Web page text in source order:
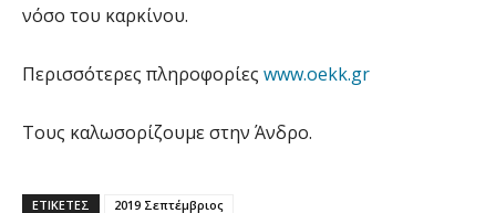
νόσο του καρκίνου.
Περισσότερες πληροφορίες www.oekk.gr
Τους καλωσορίζουμε στην Άνδρο.
ΕΤΙΚΕΤΕΣ 2019 Σεπτέμβριος